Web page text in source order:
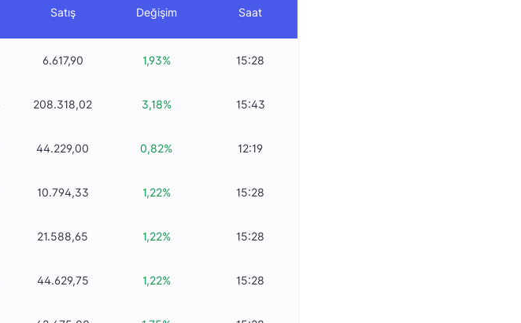
Satış Değişim Saat
6.617,90 1,93% 15:28
208.318,02 3,18% 15:43
44.229,00 0,82% 12:19
10.794,33 1,22% 15:28
21.588,65 1,22% 15:28
44.629,75 1,22% 15:28